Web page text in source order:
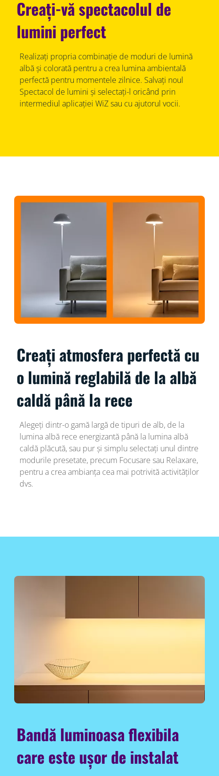
Creați-vă spectacolul de
lumini perfect
Realizați propria combinație de moduri de lumină
albă și colorată pentru a crea lumina ambientală
perfectă pentru momentele zilnice. Salvați noul
Spectacol de lumini și selectați-l oricând prin
intermediul aplicației WiZ sau cu ajutorul vocii.
Creați atmosfera perfectă cu
o lumină reglabilă de la albă
caldă până la rece
Alegeți dintr-o gamă largă de tipuri de alb, de la
lumina albă rece energizantă până la lumina albă
caldă plăcută, sau pur și simplu selectați unul dintre
modurile presetate, precum Focusare sau Relaxare,
pentru a crea ambianța cea mai potrivită activităților
dvs.
Bandă luminoasa flexibila
care este ușor de instalat